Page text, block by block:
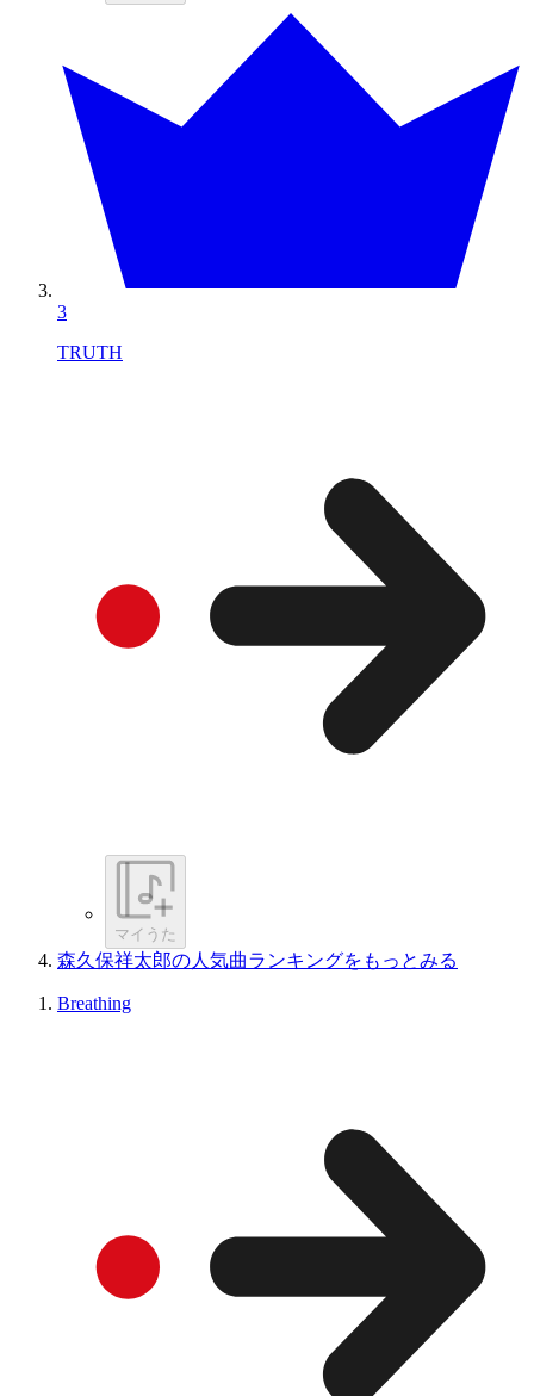
3
TRUTH
マイうた
森久保祥太郎の人気曲ランキングをもっとみる
Breathing